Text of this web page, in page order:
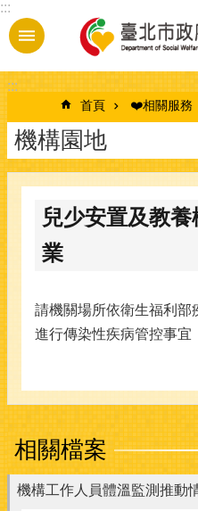
跳到主要內容區塊
:::
:::
首頁 ❤️相關服務
機構園地
兒少安置及教
業
請機關場所依衛生福利部
進行傳染性疾病管控事宜
相關檔案
機構工作人員體溫監測推動